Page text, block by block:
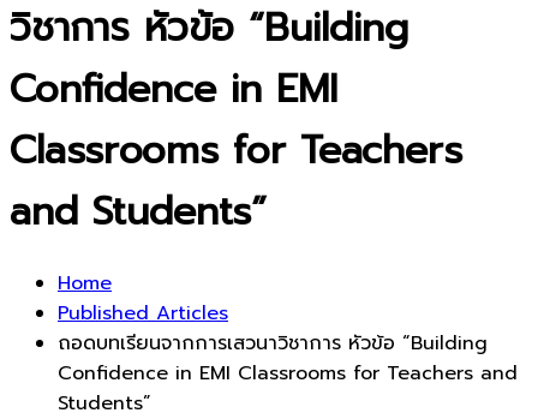
วิชาการ หัวข้อ “Building
Confidence in EMI
Classrooms for Teachers
and Students”
Home
Published Articles
ถอดบทเรียนจากการเสวนาวิชาการ หัวข้อ “Building
Confidence in EMI Classrooms for Teachers and
Students”